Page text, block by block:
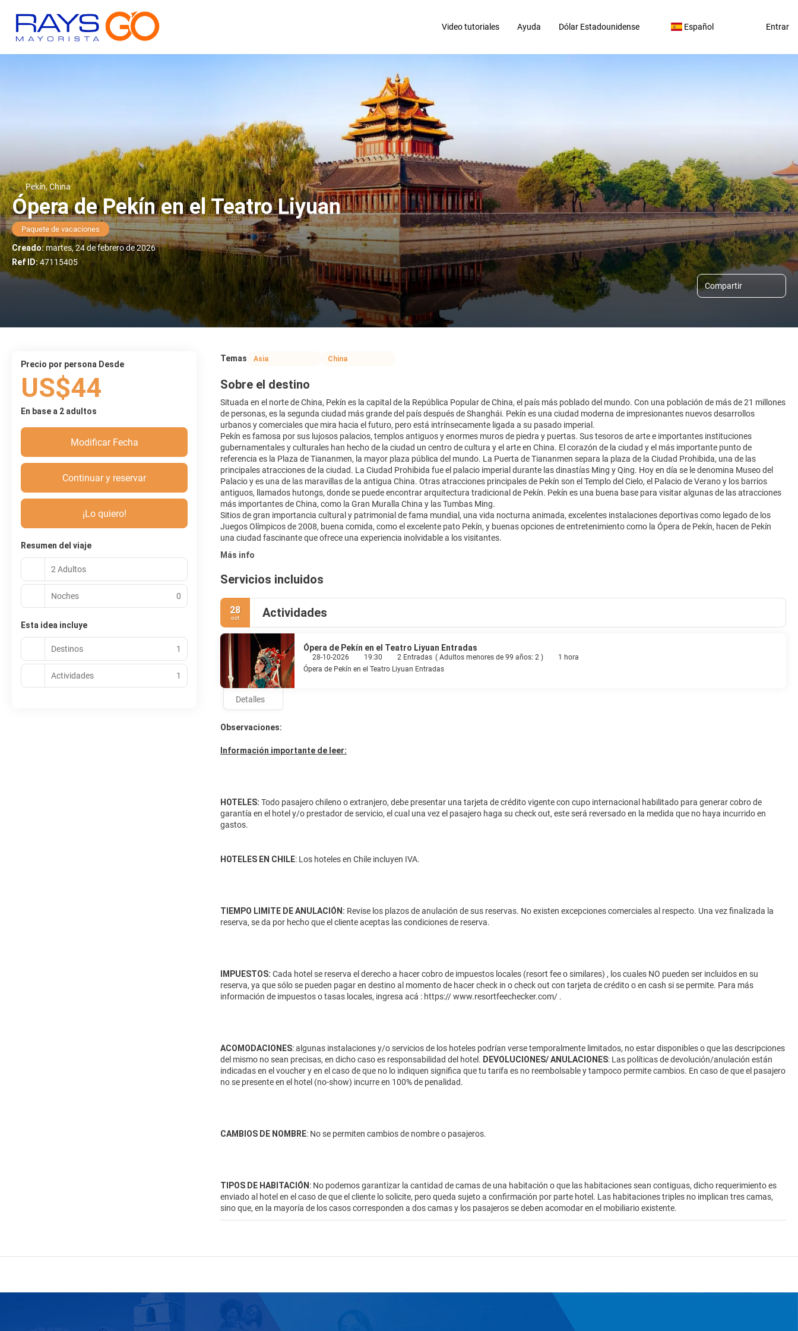
Video tutoriales Ayuda Dólar Estadounidense Español Entrar
Pekín, China
Ópera de Pekín en el Teatro Liyuan
Paquete de vacaciones
Creado:martes, 24 de febrero de 2026
Ref ID:47115405
Compartir
Temas Asia China
Sobre el destino
Situada en el norte de China, Pekín es la capital de la República Popular de China, el país más poblado del mundo. Con una población de más de 21 millones
de personas, es la segunda ciudad más grande del país después de Shanghái. Pekín es una ciudad moderna de impresionantes nuevos desarrollos
urbanos y comerciales que mira hacia el futuro, pero está intrínsecamente ligada a su pasado imperial.
Pekín es famosa por sus lujosos palacios, templos antiguos y enormes muros de piedra y puertas. Sus tesoros de arte e importantes instituciones
gubernamentales y culturales han hecho de la ciudad un centro de cultura y el arte en China. El corazón de la ciudad y el más importante punto de
referencia es la Plaza de Tiananmen, la mayor plaza pública del mundo. La Puerta de Tiananmen separa la plaza de la Ciudad Prohibida, una de las
principales atracciones de la ciudad. La Ciudad Prohibida fue el palacio imperial durante las dinastías Ming y Qing. Hoy en día se le denomina Museo del
Palacio y es una de las maravillas de la antigua China. Otras atracciones principales de Pekín son el Templo del Cielo, el Palacio de Verano y los barrios
antiguos, llamados hutongs, donde se puede encontrar arquitectura tradicional de Pekín. Pekín es una buena base para visitar algunas de las atracciones
más importantes de China, como la Gran Muralla China y las Tumbas Ming.
Sitios de gran importancia cultural y patrimonial de fama mundial, una vida nocturna animada, excelentes instalaciones deportivas como legado de los
Juegos Olímpicos de 2008, buena comida, como el excelente pato Pekín, y buenas opciones de entretenimiento como la Ópera de Pekín, hacen de Pekín
Más info
Servicios incluidos
28
oct Actividades
Ópera de Pekín en el Teatro Liyuan Entradas
28-10-2026 19:30 2 Entradas ( Adultos menores de 99 años: 2 )
1 hora
Ópera de Pekín en el Teatro Liyuan Entradas
Detalles
Observaciones:
Información importante de leer:
HOTELES: Todo pasajero chileno o extranjero, debe presentar una tarjeta de crédito vigente con cupo internacional habilitado para generar cobro de
garantía en el hotel y/o prestador de servicio, el cual una vez el pasajero haga su check out, este será reversado en la medida que no haya incurrido en
gastos.
HOTELES EN CHILE: Los hoteles en Chile incluyen IVA.
TIEMPO LIMITE DE ANULACIÓN: Revise los plazos de anulación de sus reservas. No existen excepciones comerciales al respecto. Una vez finalizada la
reserva, se da por hecho que el cliente aceptas las condiciones de reserva.
IMPUESTOS: Cada hotel se reserva el derecho a hacer cobro de impuestos locales (resort fee o similares) , los cuales NO pueden ser incluidos en su
reserva, ya que sólo se pueden pagar en destino al momento de hacer check in o check out con tarjeta de crédito o en cash si se permite. Para más
información de impuestos o tasas locales, ingresa acá : https:// www.resortfeechecker.com/ .
ACOMODACIONES: algunas instalaciones y/o servicios de los hoteles podrían verse temporalmente limitados, no estar disponibles o que las descripciones
del mismo no sean precisas, en dicho caso es responsabilidad del hotel. DEVOLUCIONES/ ANULACIONES: Las políticas de devolución/anulación están
indicadas en el voucher y en el caso de que no lo indiquen significa que tu tarifa es no reembolsable y tampoco permite cambios. En caso de que el pasajero
no se presente en el hotel (no-show) incurre en 100% de penalidad.
CAMBIOS DE NOMBRE: No se permiten cambios de nombre o pasajeros.
TIPOS DE HABITACIÓN : No podemos garantizar la cantidad de camas de una habitación o que las habitaciones sean contiguas, dicho requerimiento es
enviado al hotel en el caso de que el cliente lo solicite, pero queda sujeto a confirmación por parte hotel. Las habitaciones triples no implican tres camas,
sino que, en la mayoría de los casos corresponden a dos camas y los pasajeros se deben acomodar en el mobiliario existente.
precio por persona Desde
US$44
En base a 2 adultos
Modificar Fecha
Continuar y reservar
¡Lo quiero!
Resumen del viaje
2 Adultos
Noches 0
Esta idea incluye
Destinos 1
Actividades 1